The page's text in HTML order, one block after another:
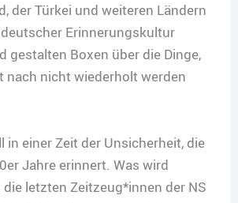
der Türkei und weiteren Ländern
Erinnerungskultur
gestalten Boxen über die Dinge,
nach nicht wiederholt werden
in einer Zeit der Unsicherheit, die
Jahre erinnert. Was wird
letzten Zeitzeug*innen der NS